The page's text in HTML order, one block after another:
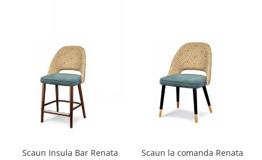
Scaun Insula Bar Renata
Scaun la comanda Renata